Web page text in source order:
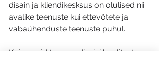
disain ja kliendikesksus on olulised nii
avalike teenuste kui ettevõtete ja
vabaühenduste teenuste puhul.
Kui soovid teenusedisaini koolitust,